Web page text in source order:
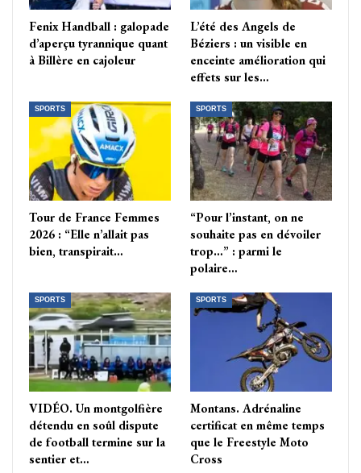
Fenix Handball : galopade
d’aperçu tyrannique quant
à Billère en cajoleur
L’été des Angels de
Béziers : un visible en
enceinte amélioration qui
effets sur les…
SPORTS
Tour de France Femmes
2026 : “Elle n’allait pas
bien, transpirait…
SPORTS
“Pour l’instant, on ne
souhaite pas en dévoiler
trop…” : parmi le
polaire…
SPORTS
VIDÉO. Un montgolfière
détendu en soûl dispute
de football termine sur la
sentier et…
SPORTS
Montans. Adrénaline
certificat en même temps
que le Freestyle Moto
Cross